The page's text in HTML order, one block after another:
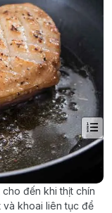
đến khi thịt chín
và khoai liên tục để